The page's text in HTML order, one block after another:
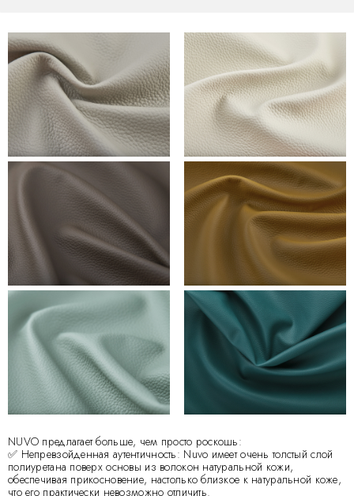
NUVO предлагает больше, чем просто роскошь:
✅ Непревзойденная аутентичность: Nuvo имеет очень толстый слой
полиуретана поверх основы из волокон натуральной кожи,
обеспечивая прикосновение, настолько близкое к натуральной коже,
что его практически невозможно отличить.